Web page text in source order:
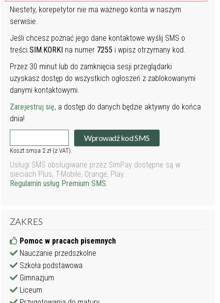
Niestety, korepetytor nie ma ważnego konta w naszym
serwisie.
Jeśli chcesz poznać jego dane kontaktowe wyślij SMS o
treściSIM.KORKI na numer 7255 i wpisz otrzymany kod.
Przez 30 minut lub do zamknięcia sesji przeglądarki
uzyskasz dostęp do wszystkich ogłoszeń z zablokowanymi
danymi kontaktowymi.
Zarejestruj się, a dostęp do danych będzie aktywny do końca
dnia!
Wprowadź kod SMS
Koszt smsa 2 zł (z VAT).
Usługi SMS obsługiwane przez SimPay dostępne są w
sieciach Plus, T-Mobile, Orange, Play.
Regulamin usług Premium SMS.
ZAKRES
Pomoc w pracach pisemnych
Nauczanie przedszkolne
Szkoła podstawowa
Gimnazjum
Liceum